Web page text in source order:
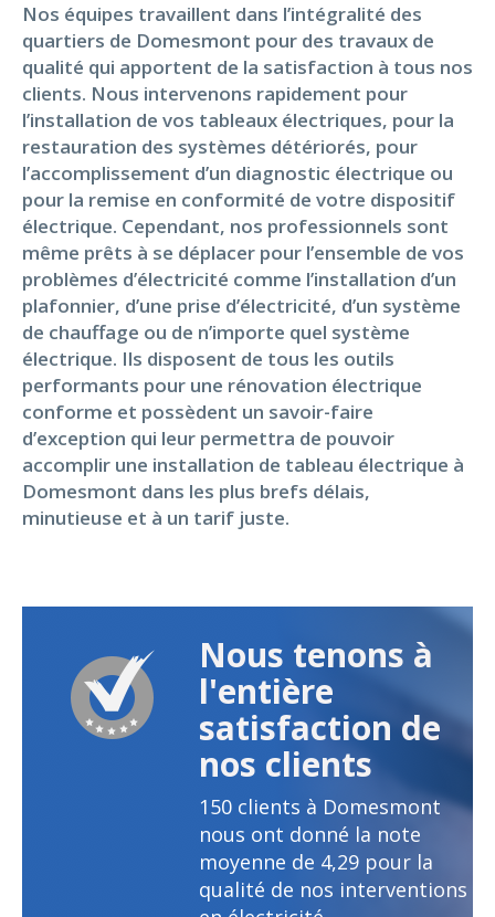
Nos équipes travaillent dans l’intégralité des
quartiers de Domesmont pour des travaux de
qualité qui apportent de la satisfaction à tous nos
clients. Nous intervenons rapidement pour
l’installation de vos tableaux électriques, pour la
restauration des systèmes détériorés, pour
l’accomplissement d’un diagnostic électrique ou
pour la remise en conformité de votre dispositif
électrique. Cependant, nos professionnels sont
même prêts à se déplacer pour l’ensemble de vos
problèmes d’électricité comme l’installation d’un
plafonnier, d’une prise d’électricité, d’un système
de chauffage ou de n’importe quel système
électrique. Ils disposent de tous les outils
performants pour une rénovation électrique
conforme et possèdent un savoir-faire
d’exception qui leur permettra de pouvoir
accomplir une installation de tableau électrique à
Domesmont dans les plus brefs délais,
minutieuse et à un tarif juste.
Nous tenons à
l'entière
satisfaction de
nos clients
150 clients à Domesmont
nous ont donné la note
moyenne de 4,29 pour la
qualité de nos interventions